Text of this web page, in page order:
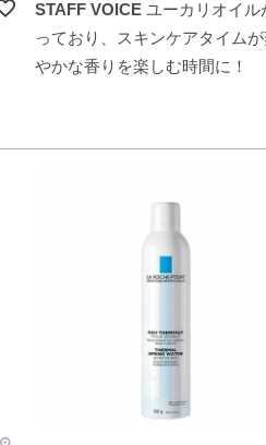
STAFF VOICE ユーカリオイル
っており、スキンケアタイム
やかな香りを楽しむ時間に！